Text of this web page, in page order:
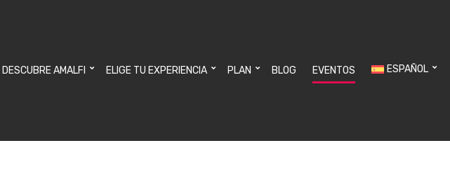
DESCUBRE AMALFI ELIGE TU EXPERIENCIA PLAN BLOG EVENTOS ESPAÑOL